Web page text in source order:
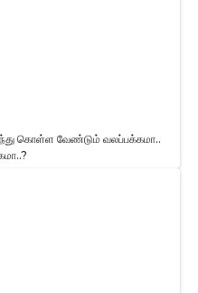
கொள்ள வேண்டும் வலப்பக்கமா..